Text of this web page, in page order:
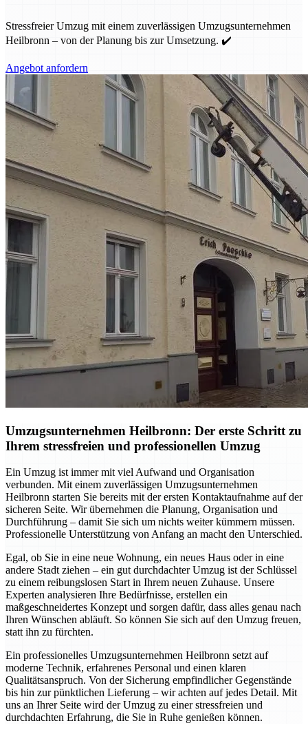
Stressfreier Umzug mit einem zuverlässigen Umzugsunternehmen
Heilbronn – von der Planung bis zur Umsetzung. ✔️
Angebot anfordern
Umzugsunternehmen Heilbronn: Der erste Schritt zu
Ihrem stressfreien und professionellen Umzug
Ein Umzug ist immer mit viel Aufwand und Organisation
verbunden. Mit einem zuverlässigen Umzugsunternehmen
Heilbronn starten Sie bereits mit der ersten Kontaktaufnahme auf der
sicheren Seite. Wir übernehmen die Planung, Organisation und
Durchführung – damit Sie sich um nichts weiter kümmern müssen.
Professionelle Unterstützung von Anfang an macht den Unterschied.
Egal, ob Sie in eine neue Wohnung, ein neues Haus oder in eine
andere Stadt ziehen – ein gut durchdachter Umzug ist der Schlüssel
zu einem reibungslosen Start in Ihrem neuen Zuhause. Unsere
Experten analysieren Ihre Bedürfnisse, erstellen ein
maßgeschneidertes Konzept und sorgen dafür, dass alles genau nach
Ihren Wünschen abläuft. So können Sie sich auf den Umzug freuen,
statt ihn zu fürchten.
Ein professionelles Umzugsunternehmen Heilbronn setzt auf
moderne Technik, erfahrenes Personal und einen klaren
Qualitätsanspruch. Von der Sicherung empfindlicher Gegenstände
bis hin zur pünktlichen Lieferung – wir achten auf jedes Detail. Mit
uns an Ihrer Seite wird der Umzug zu einer stressfreien und
durchdachten Erfahrung, die Sie in Ruhe genießen können.